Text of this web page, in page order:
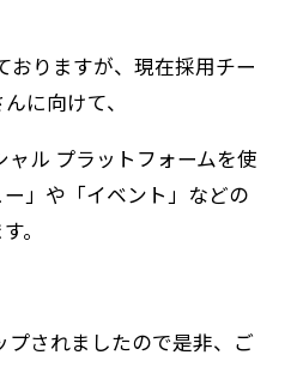
おりますが、現在採用チー
に向けて、
ャル プラットフォームを使
」や「イベント」などの
。
されましたので是非、ご